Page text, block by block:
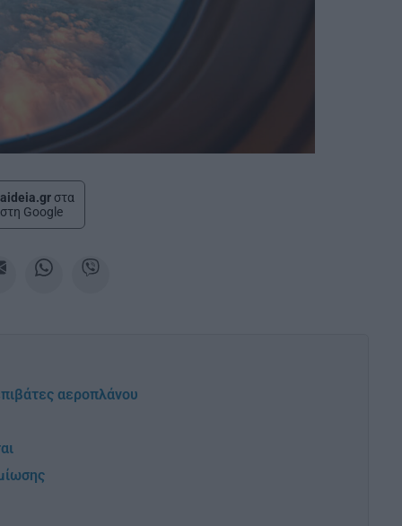
στα
Google
αεροπλάνου